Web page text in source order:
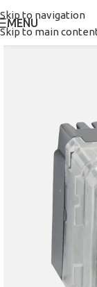
Skip to navigation
Skip to main
MENU